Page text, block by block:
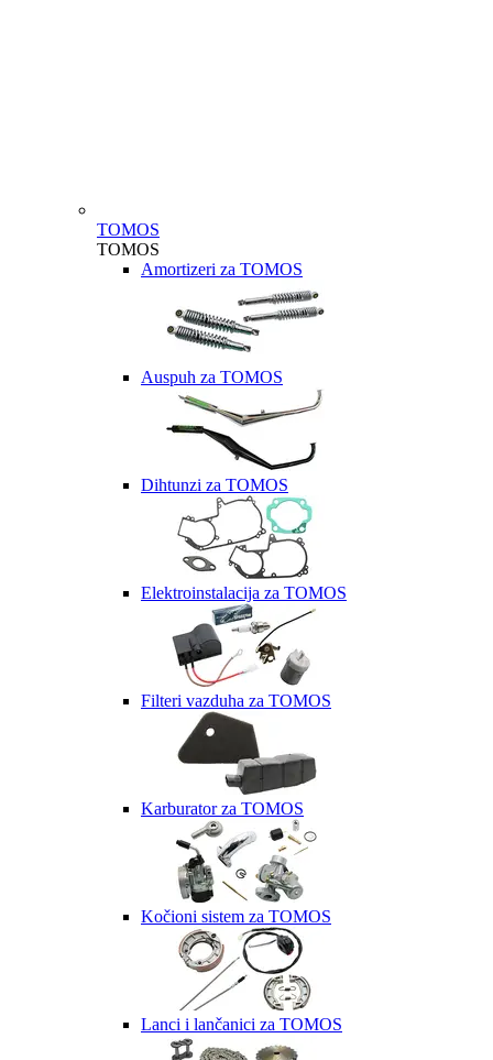
TOMOS
TOMOS
Amortizeri za TOMOS
Auspuh za TOMOS
Dihtunzi za TOMOS
Elektroinstalacija za TOMOS
Filteri vazduha za TOMOS
Karburator za TOMOS
Kočioni sistem za TOMOS
Lanci i lančanici za TOMOS